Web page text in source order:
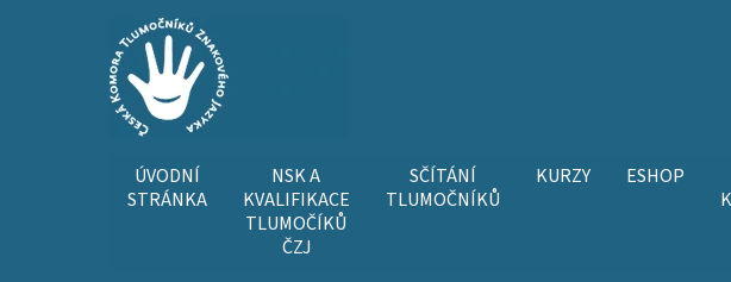
ÚVODNÍ
STRÁNKA
NSK A
KVALIFIKACE
TLUMOČÍKŮ
ČZJ
SČÍTÁNÍ
TLUMOČNÍKŮ
KURZY ESHOP